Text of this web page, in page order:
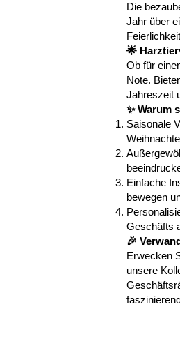
Die
Jahr über
🌟
Ob für
Note.
Jahreszeit
✨ Warum
Saisonale
Einfache
bewegen
Geschäfts
🎉
Erwecken
unsere